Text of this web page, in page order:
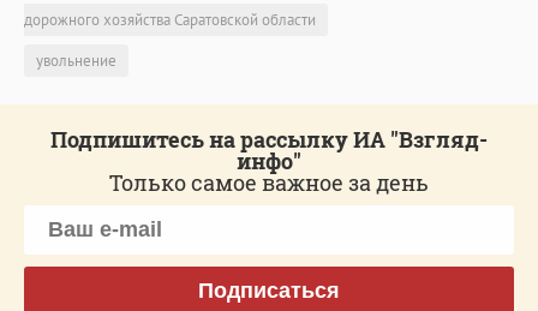
дорожного хозяйства Саратовской области
увольнение
Подпишитесь на рассылку ИА "Взгляд-
инфо"
Только самое важное за день
Подписаться